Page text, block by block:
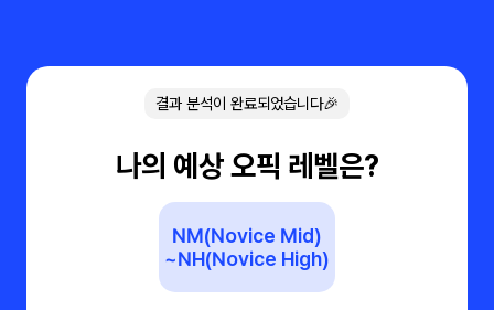
결과 분석이 완료되었습니다🎉
나의 예상 오픽 레벨은?
NM(Novice Mid)
~NH(Novice High)